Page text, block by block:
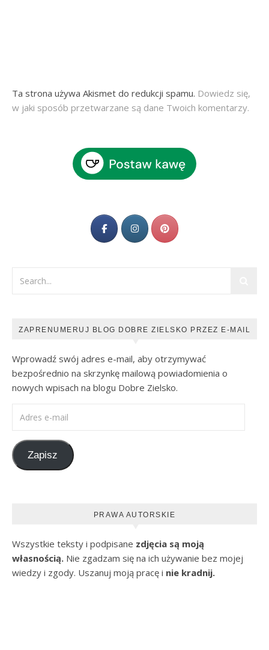
Ta strona używa Akismet do redukcji spamu. Dowiedz się,
w jaki sposób przetwarzane są dane Twoich komentarzy.
ZAPRENUMERUJ BLOG DOBRE ZIELSKO PRZEZ E-MAIL
Wprowadź swój adres e-mail, aby otrzymywać
bezpośrednio na skrzynkę mailową powiadomienia o
nowych wpisach na blogu Dobre Zielsko.
Zapisz
PRAWA AUTORSKIE
Wszystkie teksty i podpisane zdjęcia są moją
własnością. Nie zgadzam się na ich używanie bez mojej
wiedzy i zgody. Uszanuj moją pracę i nie kradnij.